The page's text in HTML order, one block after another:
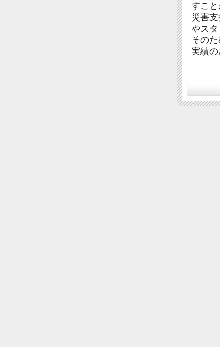
すこ
災害
やス
その
実績